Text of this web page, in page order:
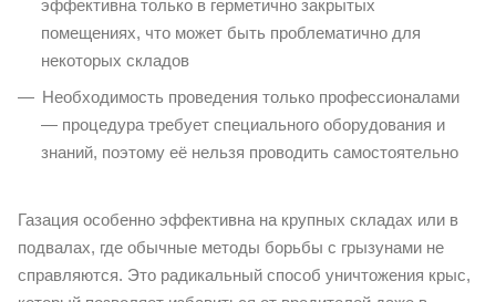
эффективна только в герметично закрытых
помещениях, что может быть проблематично для
некоторых складов
Необходимость проведения только профессионалами
— процедура требует специального оборудования и
знаний, поэтому её нельзя проводить самостоятельно
Газация особенно эффективна на крупных складах или в
подвалах, где обычные методы борьбы с грызунами не
справляются. Это радикальный способ уничтожения крыс,